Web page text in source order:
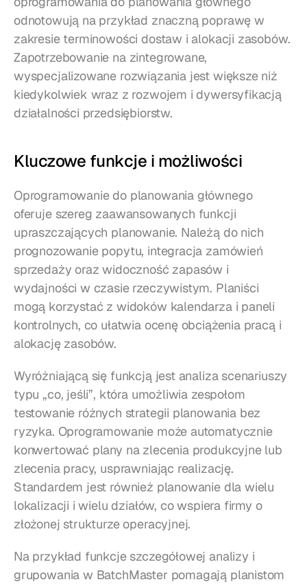
odnotowują na przykład znaczną poprawę w
zakresie terminowości dostaw i alokacji zasobów.
Zapotrzebowanie na zintegrowane,
wyspecjalizowane rozwiązania jest większe niż
kiedykolwiek wraz z rozwojem i dywersyfikacją
działalności przedsiębiorstw.
Kluczowe funkcje i możliwości
Oprogramowanie do planowania głównego
oferuje szereg zaawansowanych funkcji
upraszczających planowanie. Należą do nich
prognozowanie popytu, integracja zamówień
sprzedaży oraz widoczność zapasów i
wydajności w czasie rzeczywistym. Planiści
mogą korzystać z widoków kalendarza i paneli
kontrolnych, co ułatwia ocenę obciążenia pracą i
alokację zasobów.
Wyróżniającą się funkcją jest analiza scenariuszy
typu „co, jeśli”, która umożliwia zespołom
testowanie różnych strategii planowania bez
ryzyka. Oprogramowanie może automatycznie
konwertować plany na zlecenia produkcyjne lub
zlecenia pracy, usprawniając realizację.
Standardem jest również planowanie dla wielu
lokalizacji i wielu działów, co wspiera firmy o
złożonej strukturze operacyjnej.
Na przykład funkcje szczegółowej analizy i
grupowania w BatchMaster pomagają planistom